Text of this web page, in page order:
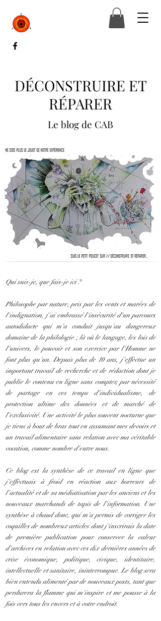
DÉCONSTRUIRE ET
RÉPARER
Le blog de CAB
Qui suis-je, que fais-je ici ?
Philosophe par nature, pris par les vents et marées de
l'indignation, j'ai embrassé l'insécurité d'un parcours
autodidacte qui m'a conduit jusqu'au dangereux
domaine de la philologie ; là où le langage, les lois de
l'univers, le pouvoir et son exercice par l'Homme ne
font plus qu'un. Depuis plus de 10 ans, j'effectue un
important travail de recherche et de rédaction dont je
publie le contenu en ligne sans compter, par nécessité
de partage en ces temps d'individualisme, de
protection ultime des données et de marché de
l'exclusivité. Une activité le plus souvent nocturne que
je tiens à bout de bras tout en assumant mes devoirs et
un travail alimentaire sans relation avec ma véritable
vocation, comme nombre d'entre nous.
Ce blog est la synthèse de ce travail en ligne que
j'effectuais à froid en réaction aux horreurs de
l'actualité et de sa médiatisation par les anciens et les
nouveaux marchands de tapis de l'information. Une
synthèse à chaud donc, qui m'a permis de corriger les
coquilles de nombreux articles dont j'inscrirais la date
de première publication pour conserver la valeur
d'archives en relation avec ces dix dernières années de
crise économique, politique, civique, identitaire,
intellectuelle et sanitaire, ininterrompue. Le blog sera
bien entendu alimenté par de nouveaux posts, tant que
perdurera la flamme qui m'inspire et me pousse à la
fois vers tous les envers et à votre endroit.